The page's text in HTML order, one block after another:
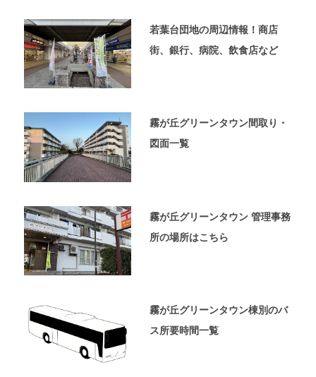
ン
の
ホ
ー
ム
ジ
で
す。
若葉台団地の周辺情報！商店
街、銀行、病院、飲食店など
霧が丘グリーンタウン間取り・
図面一覧
霧が丘グリーンタウン 管理事務
所の場所はこちら
霧が丘グリーンタウン棟別のバ
ス所要時間一覧